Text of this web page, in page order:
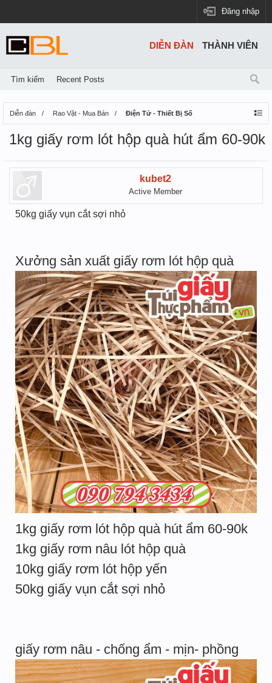
Đăng nhập
Diễn đàn Rao Vặt - Mua Bán Điện Tử - Thiết Bị Số
1kg giấy rơm lót hộp quà hút ẩm 60-90k
kubet2
Active Member
50kg giấy vụn cắt sợi nhỏ
Xưởng sản xuất giấy rơm lót hộp quà
1kg giấy rơm lót hộp quà hút ẩm 60-90k
1kg giấy rơm nâu lót hộp quà
10kg giấy rơm lót hộp yến
50kg giấy vụn cắt sợi nhỏ
giấy rơm nâu - chống ẩm - mịn- phồng
DIỄN ĐÀN
Tìm kiếm Recent Posts
THÀNH VIÊN